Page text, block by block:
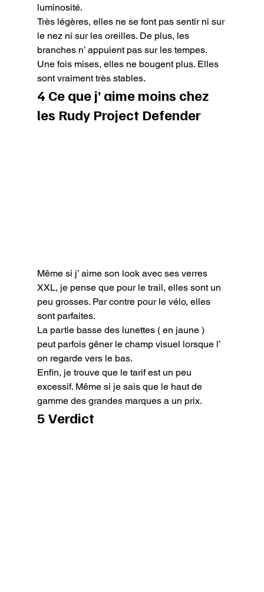
luminosité.
Très légères, elles ne se font pas sentir ni sur
le nez ni sur les oreilles. De plus, les
branches n’ appuient pas sur les tempes.
Une fois mises, elles ne bougent plus. Elles
sont vraiment très stables.
4 Ce que j’ aime moins chez
les Rudy Project Defender
Même si j’ aime son look avec ses verres
XXL, je pense que pour le trail, elles sont un
peu grosses. Par contre pour le vélo, elles
sont parfaites.
La partie basse des lunettes ( en jaune )
peut parfois gêner le champ visuel lorsque l’
on regarde vers le bas.
Enfin, je trouve que le tarif est un peu
excessif. Même si je sais que le haut de
gamme des grandes marques a un prix.
5 Verdict